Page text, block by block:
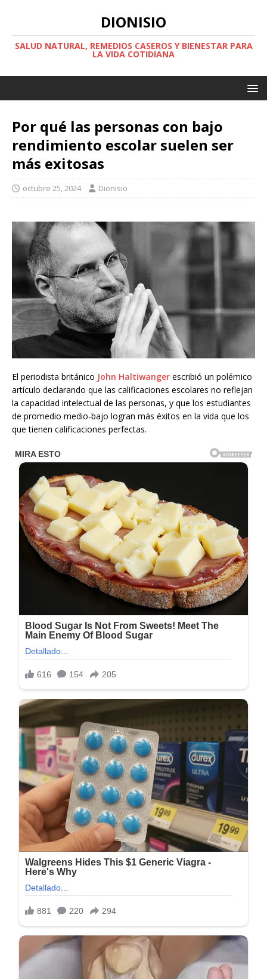
DIONISIO
SALUD NATURAL, REMEDIOS CASEROS Y BIENESTAR PARA
LA VIDA COTIDIANA
Por qué las personas con bajo
rendimiento escolar suelen ser
más exitosas
octubre 25, 2024 Dionisio
El periodista británico John Haltiwanger escribió un polémico
artículo declarando que las calificaciones escolares no reflejan
la capacidad intelectual de las personas, y que los estudiantes
de promedio medio-bajo logran más éxitos en la vida que los
que tienen calificaciones perfectas.